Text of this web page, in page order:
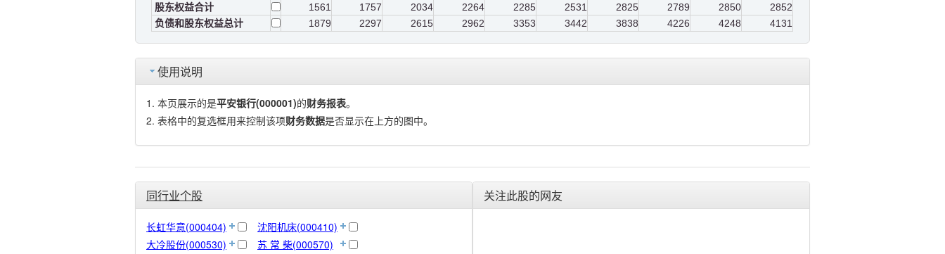
股东权益合计
1561 1757 2034 2264 2285 2531 2825 2789 2850
2852
负债和股东权益总计
1879 2297 2615 2962 3353 3442 3838 4226 4248 4131
使用说明
本页展示的是平安银行(000001)的财务报表。
表格中的复选框用来控制该项财务数据是否显示在上方的图中。
同行业个股
长虹华意(000404)
沈阳机床(000410)
大冷股份(000530)
苏 常 柴(000570)
关注此股的网友